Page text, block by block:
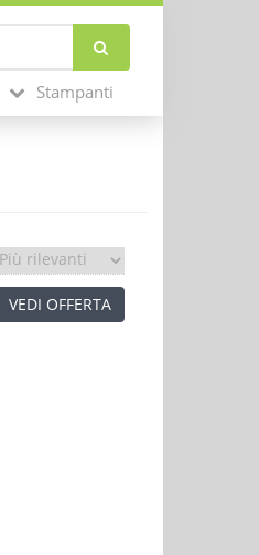
Stampanti
VEDI OFFERTA